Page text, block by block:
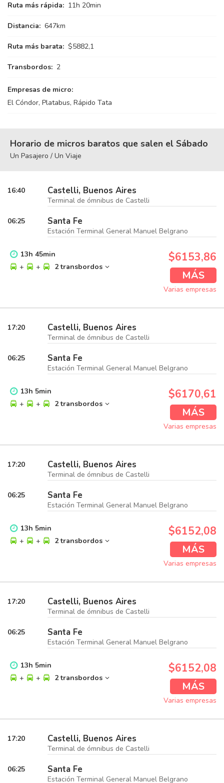
Ruta más rápida: 11h 20min
Distancia: 647km
Ruta más barata: $5882,1
Transbordos: 2
Empresas de micro:
El Cóndor, Platabus, Rápido Tata
Horario de micros baratos que salen el Sábado
Un Pasajero / Un Viaje
16:40 Castelli, Buenos Aires
Terminal de ómnibus de Castelli
06:25 Santa Fe
Estación Terminal General Manuel Belgrano
13h 45min
+
+ 2 transbordos
$6153,86
MÁS
Varias empresas
17:20 Castelli, Buenos Aires
Terminal de ómnibus de Castelli
06:25 Santa Fe
Estación Terminal General Manuel Belgrano
13h 5min
+
+ 2 transbordos
$6170,61
MÁS
Varias empresas
17:20 Castelli, Buenos Aires
Terminal de ómnibus de Castelli
06:25 Santa Fe
Estación Terminal General Manuel Belgrano
13h 5min
+
+ 2 transbordos
$6152,08
MÁS
Varias empresas
17:20 Castelli, Buenos Aires
Terminal de ómnibus de Castelli
06:25 Santa Fe
Estación Terminal General Manuel Belgrano
13h 5min
+
+ 2 transbordos
$6152,08
MÁS
Varias empresas
17:20 Castelli, Buenos Aires
Terminal de ómnibus de Castelli
06:25 Santa Fe
Estación Terminal General Manuel Belgrano